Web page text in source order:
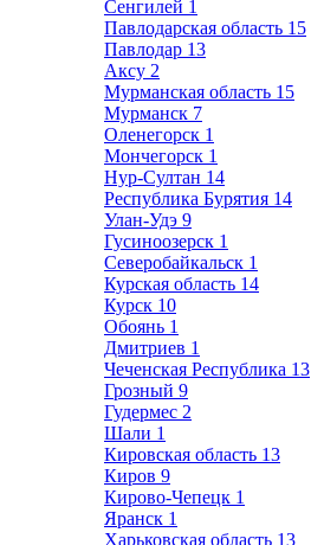
Сенгилей 1
Павлодарская область 15
Павлодар 13
Аксу 2
Мурманская область 15
Мурманск 7
Оленегорск 1
Мончегорск 1
Нур-Султан 14
Республика Бурятия 14
Улан-Удэ 9
Гусиноозерск 1
Северобайкальск 1
Курская область 14
Курск 10
Обоянь 1
Дмитриев 1
Чеченская Республика 13
Грозный 9
Гудермес 2
Шали 1
Кировская область 13
Киров 9
Кирово-Чепецк 1
Яранск 1
Харьковская область 13